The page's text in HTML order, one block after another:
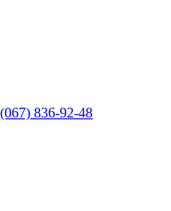
(067) 836-92-48